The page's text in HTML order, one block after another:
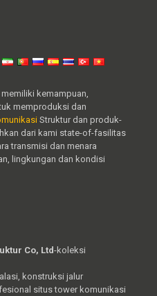
kemampuan,
memproduksi dan
Struktur dan produk-
dari kami state-of-fasilitas
transmisi dan menara
lingkungan dan kondisi
Co, Ltd-koleksi
konstruksi jalur
situs tower komunikasi